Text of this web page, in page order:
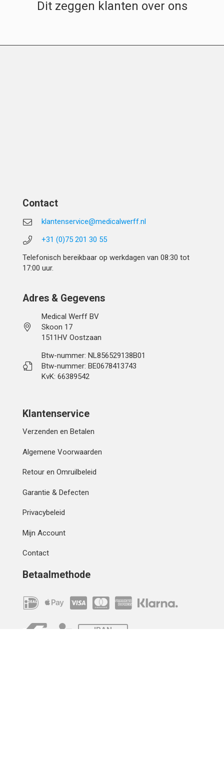
Dit zeggen klanten over ons
Contact
klantenservice@medicalwerff.nl
+31 (0)75 201 30 55
Telefonisch bereikbaar op werkdagen van 08:30 tot
17:00 uur.
Adres & Gegevens
Medical Werff BV
Skoon 17
1511HV Oostzaan
Btw-nummer: NL856529138B01
Btw-nummer: BE0678413743
KvK: 66389542
Klantenservice
Verzenden en Betalen
Algemene Voorwaarden
Retour en Omruilbeleid
Garantie & Defecten
Privacybeleid
Mijn Account
Contact
Betaalmethode
IBAN